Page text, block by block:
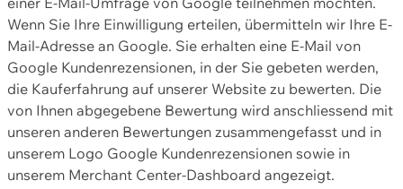
Wenn Sie Ihre Einwilligung erteilen, übermitteln wir Ihre E-
Mail-Adresse an Google. Sie erhalten eine E-Mail von
Google Kundenrezensionen, in der Sie gebeten werden,
die Kauferfahrung auf unserer Website zu bewerten. Die
von Ihnen abgegebene Bewertung wird anschliessend mit
unseren anderen Bewertungen zusammengefasst und in
unserem Logo Google Kundenrezensionen sowie in
unserem Merchant Center-Dashboard angezeigt.